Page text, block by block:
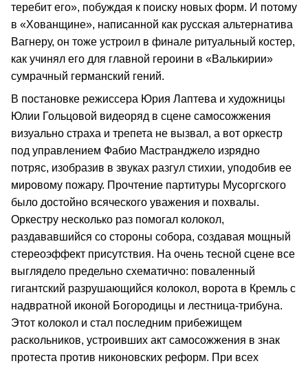
теребит его», побуждая к поиску новых форм. И потому
в «Хованщине», написанной как русская альтернатива
Вагнеру, он тоже устроил в финале ритуальный костер,
как учинял его для главной героини в «Валькирии»
сумрачный германский гений.
В постановке режиссера Юрия Лаптева и художницы
Юлии Гольцовой видеоряд в сцене самосожжения
визуально страха и трепета не вызвал, а вот оркестр
под управлением Фабио Мастранджело изрядно
потряс, изобразив в звуках разгул стихии, уподобив ее
мировому пожару. Прочтение партитуры Мусоргского
было достойно всяческого уважения и похвалы.
Оркестру несколько раз помогал колокол,
раздававшийся со стороны собора, создавая мощный
стереоэффект присутствия. На очень тесной сцене все
выглядело предельно схематично: поваленный
гигантский разрушающийся колокол, ворота в Кремль с
надвратной иконой Богородицы и лестница-трибуна.
Этот колокол и стал последним прибежищем
раскольников, устроивших акт самосожжения в знак
протеста против никоновских реформ. При всех